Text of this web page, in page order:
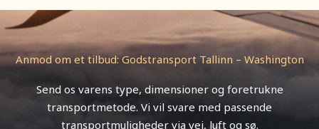
Anmod om et tilbud: Godstransport Tallinn – Washington
Send os varens type, dimensioner og foretrukne
transportmetode. Vi vil svare med passende
transportmuligheder via vej, luft og sø.